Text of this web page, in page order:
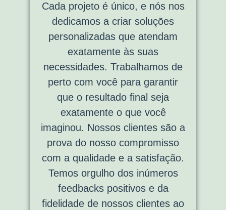
Cada projeto é único, e nós nos
dedicamos a criar soluções
personalizadas que atendam
exatamente às suas
necessidades. Trabalhamos de
perto com você para garantir
que o resultado final seja
exatamente o que você
imaginou. Nossos clientes são a
prova do nosso compromisso
com a qualidade e a satisfação.
Temos orgulho dos inúmeros
feedbacks positivos e da
fidelidade de nossos clientes ao